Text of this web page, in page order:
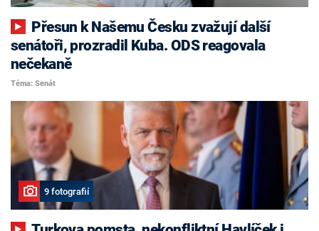
senátoři, prozradil Kuba. ODS reagovala
nečekaně
Téma: Senát
9 fotografií